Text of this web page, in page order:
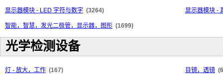
显示器模块 - LED 字符与数字 (3264) 显示器模块 -
智能，智慧，发光二极管，显示器，图形 (1699)
光学检测设备
灯 - 放大，工作 (167) 目镜，透镜